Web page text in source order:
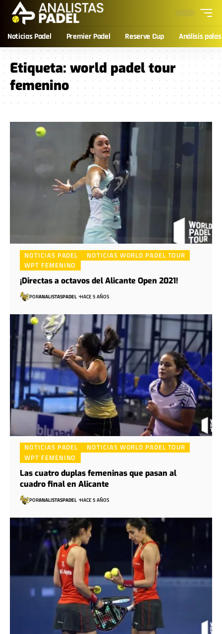
Noticias Padel Premier Padel Reserve Cup Análisis palas
Etiqueta: world padel tour
femenino
NOTICIAS PADEL
NOTICIAS WORLD PADEL TOUR
WPT FEMENINO
¡Directas a octavos del Alicante Open 2021!
PORANALISTASPADEL HACE 5 AÑOS
NOTICIAS PADEL
NOTICIAS WORLD PADEL TOUR
WPT FEMENINO
Las cuatro duplas femeninas que pasan al
cuadro final en Alicante
PORANALISTASPADEL HACE 5 AÑOS